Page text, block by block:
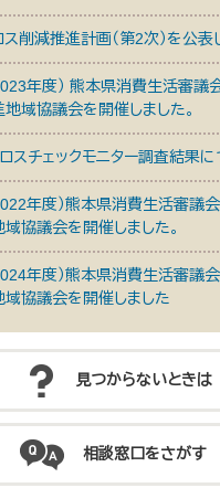
削減推進計画（第2次）を公表
年度） 熊本県消費生活審議
域協議会を開催しました。
スチェックモニター調査結果
年度）熊本県消費生活審議
協議会を開催しました。
年度）熊本県消費生活審議
協議会を開催しました
見つからないときは
相談窓口をさがす